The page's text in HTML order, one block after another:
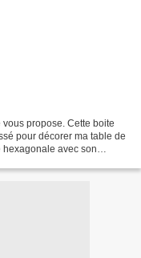
propose. Cette boite
pour décorer ma table de
avec son